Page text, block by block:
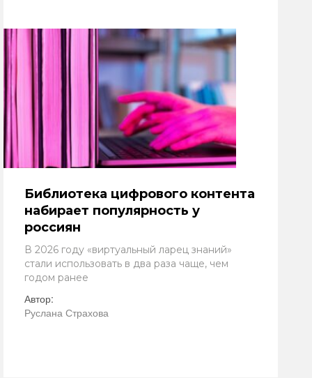
Библиотека цифрового контента
набирает популярность у
россиян
В 2026 году «виртуальный ларец знаний»
стали использовать в два раза чаще, чем
годом ранее
Автор:
Руслана Страхова